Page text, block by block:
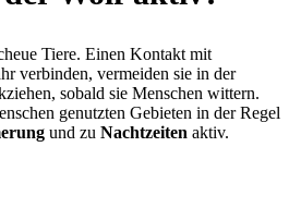
Tiere. Einen Kontakt mit
verbinden, vermeiden sie in der
sobald sie Menschen wittern.
genutzten Gebieten in der Regel
und zu Nachtzeiten aktiv.